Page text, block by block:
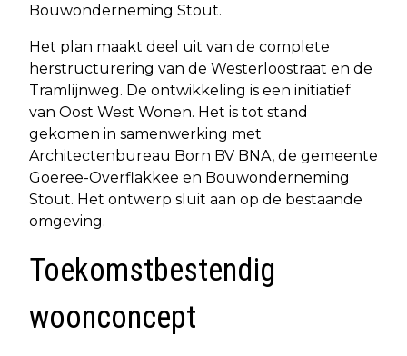
Bouwonderneming Stout.
Het plan maakt deel uit van de complete
herstructurering van de Westerloostraat en de
Tramlijnweg. De ontwikkeling is een initiatief
van Oost West Wonen. Het is tot stand
gekomen in samenwerking met
Architectenbureau Born BV BNA, de gemeente
Goeree-Overflakkee en Bouwonderneming
Stout. Het ontwerp sluit aan op de bestaande
omgeving.
Toekomstbestendig
woonconcept